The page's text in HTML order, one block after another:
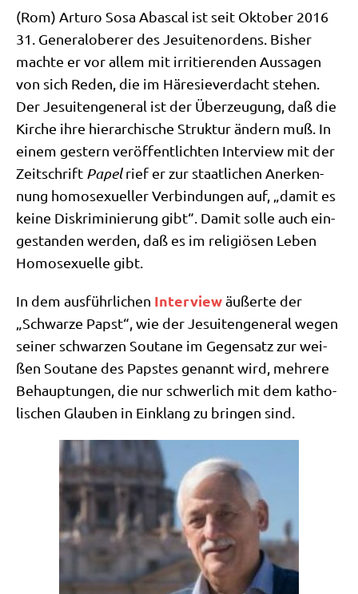
(Rom) Arturo Sosa Abas­cal ist seit Okto­ber 2016
31. Gene­ral­obe­rer des Jesui­ten­or­dens. Bis­her
mach­te er vor allem mit irri­tie­ren­den Aus­sa­gen
von sich Reden, die im Häre­sie­ver­dacht ste­hen.
Der Jesui­ten­ge­ne­ral ist der Über­zeu­gung, daß die
Kir­che ihre hier­ar­chi­sche Struk­tur ändern muß. In
einem gestern ver­öf­fent­lich­ten Inter­view mit der
Zeit­schrift Papelrief er zur staat­li­chen Aner­ken­
nung homo­se­xu­el­ler Ver­bin­dun­gen auf, „damit es
kei­ne Dis­kri­mi­nie­rung gibt“. Damit sol­le auch ein­
ge­stan­den wer­den, daß es im reli­giö­sen Leben
Homo­se­xu­el­le gibt.
In dem aus­führ­li­chen Inter­viewäußer­te der
„Schwar­ze Papst“, wie der Jesui­ten­ge­ne­ral wegen
sei­ner schwar­zen Sou­ta­ne im Gegen­satz zur wei­
ßen Sou­ta­ne des Pap­stes genannt wird, meh­re­re
Behaup­tun­gen, die nur schwer­lich mit dem katho­
li­schen Glau­ben in Ein­klang zu brin­gen sind.